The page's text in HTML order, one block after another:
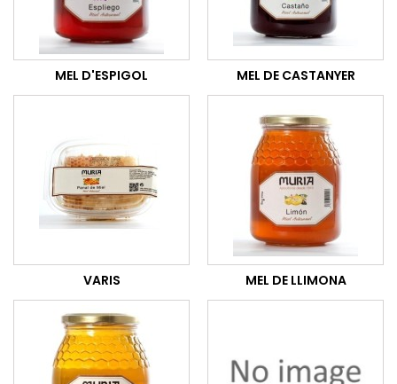
MEL D'ESPIGOL MEL DE CASTANYER
VARIS MEL DE LLIMONA